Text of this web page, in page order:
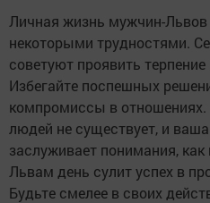
Личная жизнь мужчин-Львов
некоторыми трудностями.
советуют проявить
Избегайте поспешных
компромиссы в
людей не существует, и
заслуживает понимания,
Львам день сулит успех в
Будьте смелее в своих